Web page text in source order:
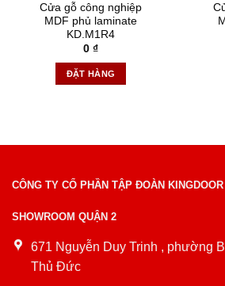
Cửa gỗ công nghiệp
MDF phủ laminate
KD.M1R4
0 ₫
ĐẶT HÀNG
CÔNG TY CỔ PHẦN TẬP ĐOÀN KINGDOOR
SHOWROOM QUẬN 2
671 Nguyễn Duy Trinh , phường
Thủ Đức